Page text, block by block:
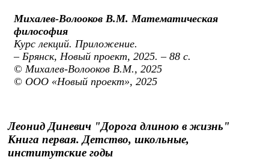
Михалев-Волооков В.М. Математическая
философия
Курс лекций. Приложение.
– Брянск, Новый проект, 2025. – 88 с.
© Михалев-Волооков В.М., 2025
© ООО «Новый проект», 2025
Леонид Диневич "Дорога длиною в жизнь"
Книга первая. Детство, школьные,
институтские годы